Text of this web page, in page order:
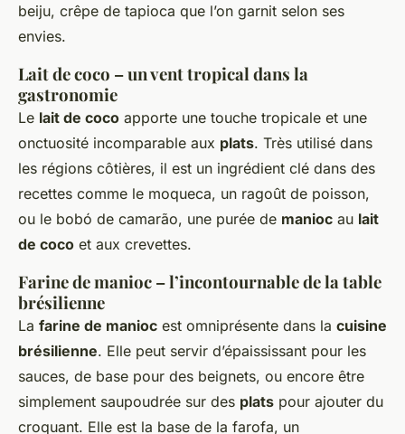
beiju, crêpe de tapioca que l’on garnit selon ses
envies.
Lait de coco – un vent tropical dans la
gastronomie
Le lait de coco apporte une touche tropicale et une
onctuosité incomparable aux plats. Très utilisé dans
les régions côtières, il est un ingrédient clé dans des
recettes comme le moqueca, un ragoût de poisson,
ou le bobó de camarão, une purée de manioc au lait
de coco et aux crevettes.
Farine de manioc – l’incontournable de la table
brésilienne
La farine de manioc est omniprésente dans la cuisine
brésilienne. Elle peut servir d’épaississant pour les
sauces, de base pour des beignets, ou encore être
simplement saupoudrée sur des plats pour ajouter du
croquant. Elle est la base de la farofa, un